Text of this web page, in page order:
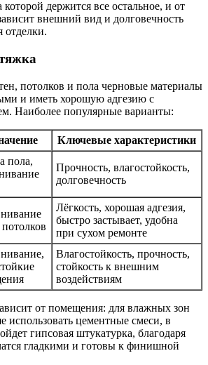
держится все остальное, и от
внешний вид и долговечность
отделки.
потолков и пола черновые материалы
и иметь хорошую адгезию с
Наиболее популярные варианты:
Ключевые характеристики
пола,
Прочность, влагостойкость,
долговечность
Лёгкость, хорошая адгезия,
быстро застывает, удобна
при сухом ремонте
Влагостойкость, прочность,
стойкость к внешним
воздействиям
от помещения: для влажных зон
использовать цементные смеси, в
гипсовая штукатурка, благодаря
гладкими и готовы к финишной